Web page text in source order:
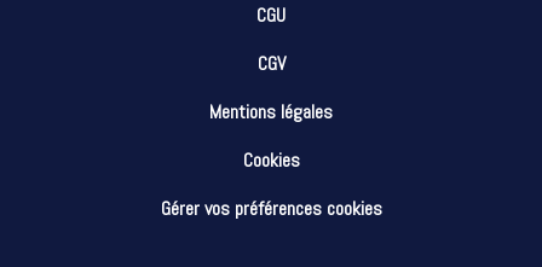
CGU
CGV
Mentions légales
Cookies
Gérer vos préférences cookies